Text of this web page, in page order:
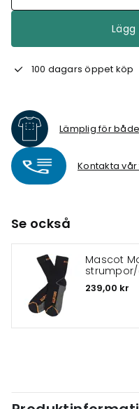
100 dagars öppet köp
Lämplig för
Kontakta
Se också
Mascot
239,00 kr